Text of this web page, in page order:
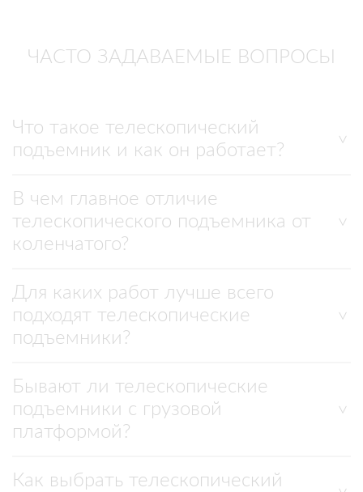
ЧАСТО ЗАДАВАЕМЫЕ ВОПРОСЫ
Что такое телескопический
подъемник и как он работает?
В чем главное отличие
телескопического подъемника от
коленчатого?
Для каких работ лучше всего
подходят телескопические
подъемники?
Бывают ли телескопические
подъемники с грузовой
платформой?
Как выбрать телескопический